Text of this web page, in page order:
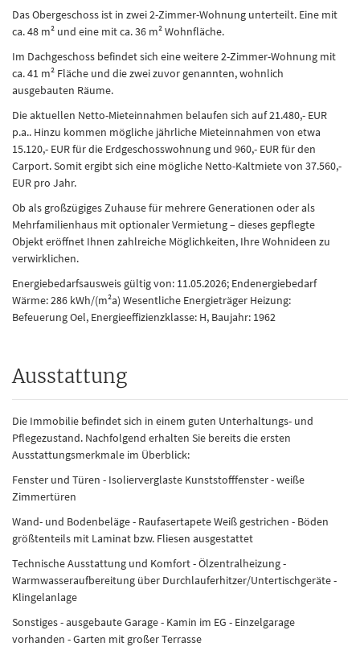
Das Obergeschoss ist in zwei 2-Zimmer-Wohnung unterteilt. Eine mit
ca. 48 m² und eine mit ca. 36 m² Wohnfläche.
Im Dachgeschoss befindet sich eine weitere 2-Zimmer-Wohnung mit
ca. 41 m² Fläche und die zwei zuvor genannten, wohnlich
ausgebauten Räume.
Die aktuellen Netto-Mieteinnahmen belaufen sich auf 21.480,- EUR
p.a.. Hinzu kommen mögliche jährliche Mieteinnahmen von etwa
15.120,- EUR für die Erdgeschosswohnung und 960,- EUR für den
Carport. Somit ergibt sich eine mögliche Netto-Kaltmiete von 37.560,-
EUR pro Jahr.
Ob als großzügiges Zuhause für mehrere Generationen oder als
Mehrfamilienhaus mit optionaler Vermietung – dieses gepflegte
Objekt eröffnet Ihnen zahlreiche Möglichkeiten, Ihre Wohnideen zu
verwirklichen.
Energiebedarfsausweis gültig von: 11.05.2026; Endenergiebedarf
Wärme: 286 kWh/(m²a) Wesentliche Energieträger Heizung:
Befeuerung Oel, Energieeffizienzklasse: H, Baujahr: 1962
Ausstattung
Die Immobilie befindet sich in einem guten Unterhaltungs- und
Pflegezustand. Nachfolgend erhalten Sie bereits die ersten
Ausstattungsmerkmale im Überblick:
Fenster und Türen - Isolierverglaste Kunststofffenster - weiße
Zimmertüren
Wand- und Bodenbeläge - Raufasertapete Weiß gestrichen - Böden
größtenteils mit Laminat bzw. Fliesen ausgestattet
Technische Ausstattung und Komfort - Ölzentralheizung -
Warmwasseraufbereitung über Durchlauferhitzer/Untertischgeräte -
Klingelanlage
Sonstiges - ausgebaute Garage - Kamin im EG - Einzelgarage
vorhanden - Garten mit großer Terrasse